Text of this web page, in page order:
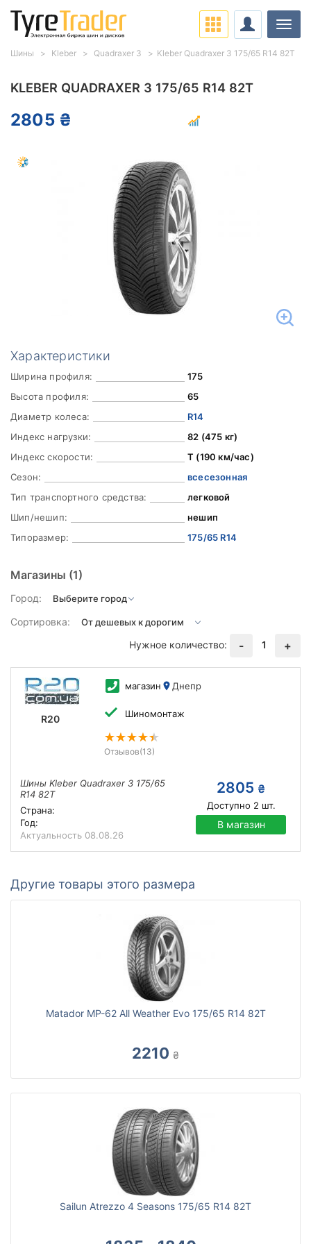
KLEBER QUADRAXER 3 175/65 R14 82T
2805 ₴
Характеристики
Ширина профиля:
175
Высота профиля:
65
Диаметр колеса:
R14
Индекс нагрузки:
82 (475 кг)
Индекс скорости:
T (190 км/час)
Сезон:
всесезонная
Тип транспортного средства:
легковой
Шип/нешип:
нешип
Типоразмер:
175/65 R14
Магазины (1)
Город:
Сортировка:
Нужное количество:
- 1 +
R20
магазин Днепр
Шиномонтаж
Отзывов(13)
Шины Kleber Quadraxer 3 175/65
R14 82T
Страна:
Год:
Актуальность 08.08.26
2805 ₴
Доступно 2 шт.
В магазин
Другие товары этого размера
Matador MP-62 All Weather Evo 175/65 R14 82T
2210 ₴
Sailun Atrezzo 4 Seasons 175/65 R14 82T
Шины Kleber Quadraxer 3 Kleber Quadraxer 3 175/65 R14 82T